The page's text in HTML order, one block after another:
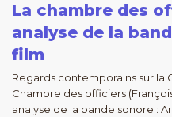
La chambre des
analyse de la
film
Regards contemporains sur la
Chambre des officiers
analyse de la bande sonore :